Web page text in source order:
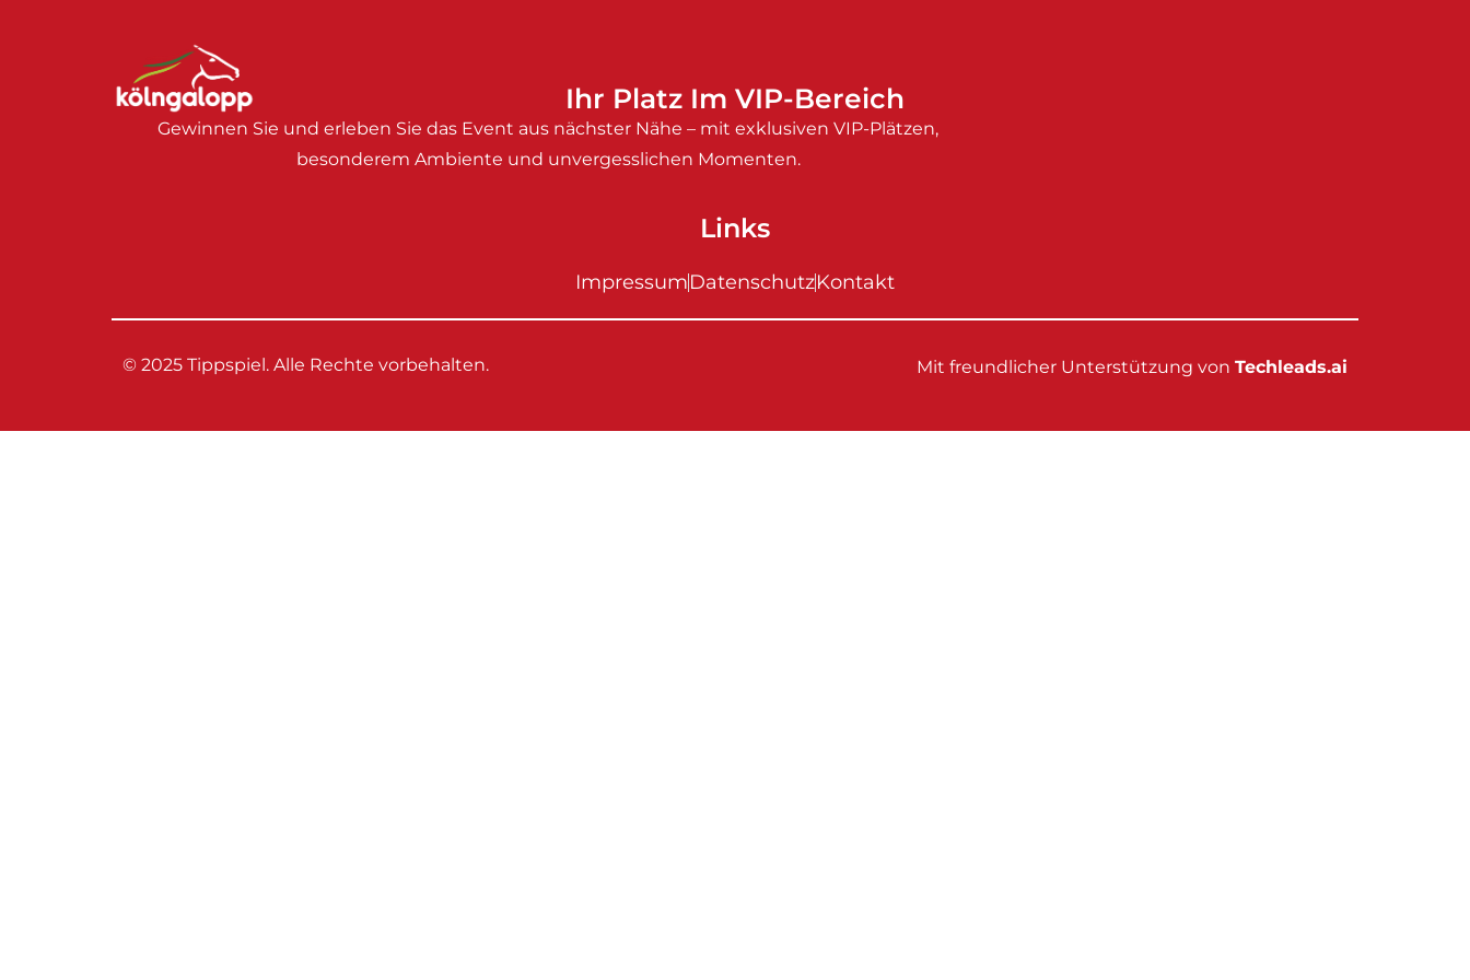
Ihr Platz Im VIP-Bereich
Gewinnen Sie und erleben Sie das Event aus nächster Nähe – mit exklusiven VIP-Plätzen,
besonderem Ambiente und unvergesslichen Momenten.
Links
ImpressumDatenschutzKontakt
© 2025 Tippspiel. Alle Rechte vorbehalten. Mit freundlicher Unterstützung von Techleads.ai